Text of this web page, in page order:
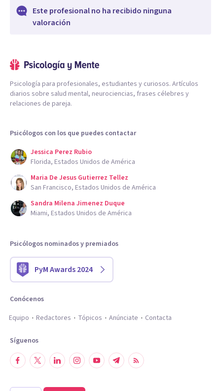
Este profesional no ha recibido ninguna
valoración
Psicología para profesionales, estudiantes y curiosos. Artículos
diarios sobre salud mental, neurociencias, frases célebres y
relaciones de pareja.
Psicólogos con los que puedes contactar
Jessica Perez Rubio
Florida, Estados Unidos de América
Maria De Jesus Gutierrez Tellez
San Francisco, Estados Unidos de América
Sandra Milena Jimenez Duque
Miami, Estados Unidos de América
Psicólogos nominados y premiados
PyM Awards 2024
Conócenos
Equipo
Redactores Tópicos Anúnciate Contacta
Síguenos